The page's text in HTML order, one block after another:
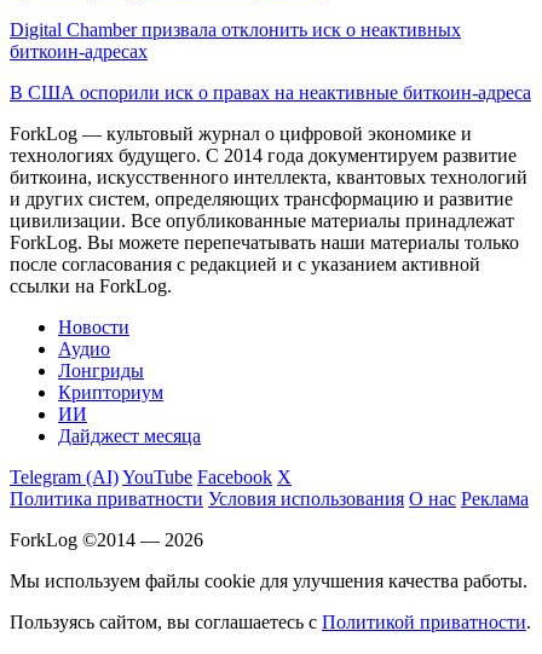
Digital Chamber призвала отклонить иск о неактивных
биткоин-адресах
В США оспорили иск о правах на неактивные биткоин-адреса
ForkLog — культовый журнал о цифровой экономике и
технологиях будущего. С 2014 года документируем развитие
биткоина, искусственного интеллекта, квантовых технологий
и других систем, определяющих трансформацию и развитие
цивилизации. Все опубликованные материалы принадлежат
ForkLog. Вы можете перепечатывать наши материалы только
после согласования с редакцией и с указанием активной
ссылки на ForkLog.
Новости
Аудио
Лонгриды
Крипториум
ИИ
Дайджест месяца
Telegram (AI)YouTube Facebook X
Политика приватности Условия использования О нас Реклама
ForkLog ©2014 — 2026
Мы используем файлы cookie для улучшения качества работы.
Пользуясь сайтом, вы соглашаетесь с Политикой приватности.